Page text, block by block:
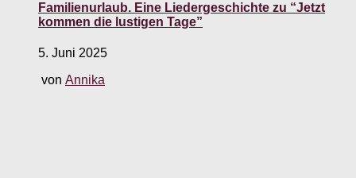
Familienurlaub. Eine Liedergeschichte zu “Jetzt
kommen die lustigen Tage”
5. Juni 2025
von Annika